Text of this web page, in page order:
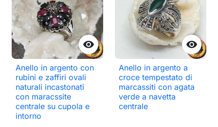

Anello in argento con
rubini e zaffiri ovali
naturali incastonati
con maracssite
centrale su cupola e
intorno

Anello in argento a
croce tempestato di
marcassiti con agata
verde a navetta
centrale